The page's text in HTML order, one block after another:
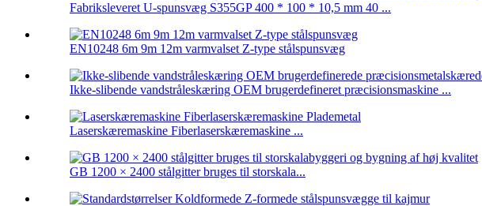
Fabriksleveret U-spunsvæg S355GP 400 * 100 * 10,5 mm 40 ...
EN10248 6m 9m 12m varmvalset Z-type stålspunsvæg
Ikke-slibende vandstråleskæring OEM brugerdefineret præcisionsmaskine ...
Laserskæremaskine Fiberlaserskæremaskine ...
GB 1200 × 2400 stålgitter bruges til storskala...